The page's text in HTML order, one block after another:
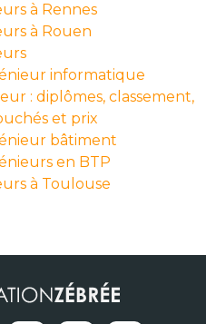
à Rennes
à Rouen
informatique
: diplômes, classement,
et prix
bâtiment
en BTP
à Toulouse